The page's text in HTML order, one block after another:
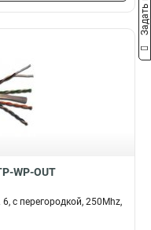
WP-OUT
с перегородкой, 250Mhz,